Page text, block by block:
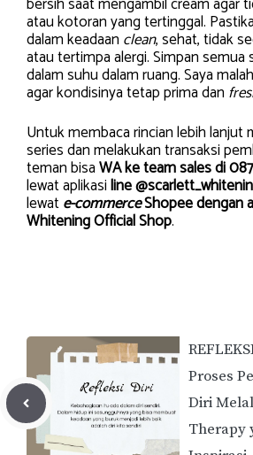
atau kotoran yang tertinggal.
dalam keadaan clean, sehat, tidak
atau tertimpa alergi. Simpan semua
dalam suhu dalam ruang. Saya
agar kondisinya tetap prima dan
Untuk membaca rincian lebih lanjut
series dan melakukan transaksi
teman bisaWA ke team sales di
lewat aplikasiline
lewate-commerceShopeedengan
Whitening Official Shop.
Proses
Diri
Therapy